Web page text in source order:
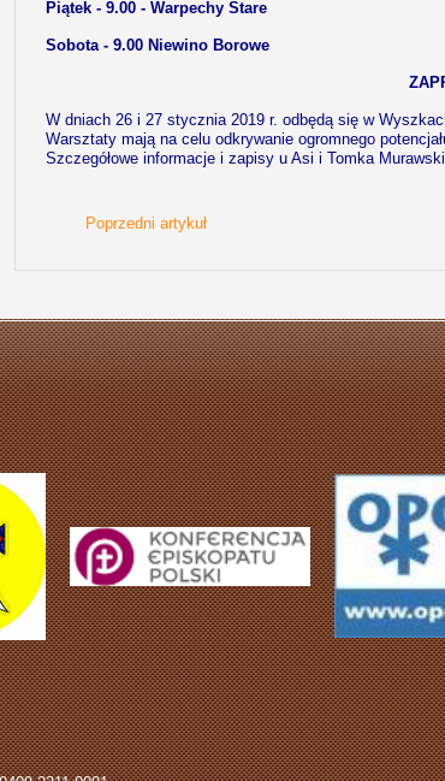
Piątek - 9.00 - Warpechy Stare
Sobota - 9.00 Niewino Borowe
W dniach 26 i 27 stycznia 2019 r. odbędą się w
Warsztaty mają na celu odkrywanie ogromnego
Szczegółowe informacje i zapisy u Asi i Tomka
Poprzedni artykuł